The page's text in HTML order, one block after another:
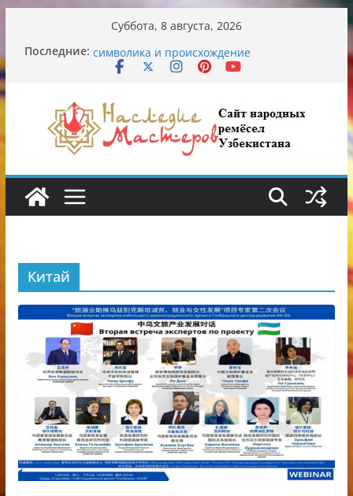
содержимому
Суббота, 8 августа, 2026
Последние:
символика и происхождение
Аэропорт Ташкента переедет после 2030
Опасная диета Алины Загитовой
От знахарей до университетских клиник
Обрушение на одном из ключевых
перекрёстков Ташкента: перекрыт
путепровод на Буюк Ипак Йули
Китай